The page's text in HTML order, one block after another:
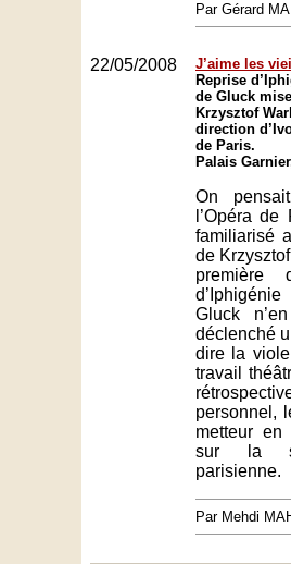
Par Gérard
22/05/2008
J’aime les
Reprise
de Gluck
Krzysztof
direction
de Paris.
Palais
On
l’Opéra
familiarisé
de
première
Gluck
déclenché
dire la
travail
personnel,
metteur en
sur la
parisienne.
Par Mehdi